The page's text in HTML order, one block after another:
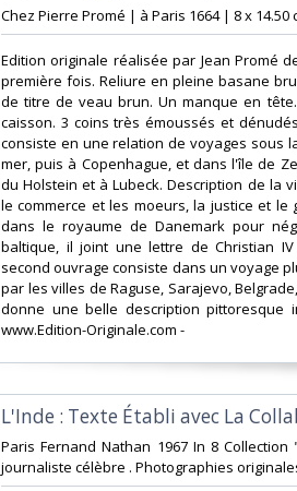
‎Chez Pierre Promé | à Paris 1664 | 8 x
‎Edition originale réalisée par Jean Promé
première fois. Reliure en pleine basane
de titre de veau brun. Un manque en
caisson. 3 coins très émoussés et
consiste en une relation de voyages sous
mer, puis à Copenhague, et dans l'île de
du Holstein et à Lubeck. Description de la
le commerce et les moeurs, la justice et le
dans le royaume de Danemark pour
baltique, il joint une lettre de Christian
second ouvrage consiste dans un voyage
par les villes de Raguse, Sarajevo,
donne une belle description pittoresque
www.Edition-Originale.com -‎
‎L'Inde : Texte Établi avec La
‎Paris Fernand Nathan 1967 In 8
journaliste célèbre . Photographies